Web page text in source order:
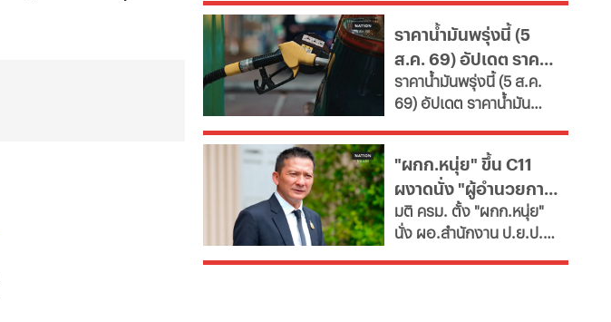
ด้านสาลิกาดงปัดข้อเสนอ
แรกจาก อาร์เซนอล ในการ
ล่าตัว "กิมาไรส์" ขณะที่ โค
โม่ ปิดดีล "ชาโลบาห์"
ราคาน้ำมันพรุ่งนี้ (5
ส.ค. 69) อัปเดต ราคา
น้ำมันล่าสุด จากปั๊ม
ใหญ่
ราคาน้ำมันพรุ่งนี้ (5 ส.ค.
69) อัปเดต ราคาน้ำมัน
ขนาดใหญ่ มีทั้งราคาน้ำมัน
ดีเซล เบนซิน และ แก๊สโซ
ฮอล์
"ผกก.หนุ่ย" ขึ้น C11
ผงาดนั่ง "ผู้อำนวยการ
ป.ย.ป."
มติ ครม. ตั้ง "ผกก.หนุ่ย"
นั่ง ผอ.สำนักงาน ป.ย.ป.